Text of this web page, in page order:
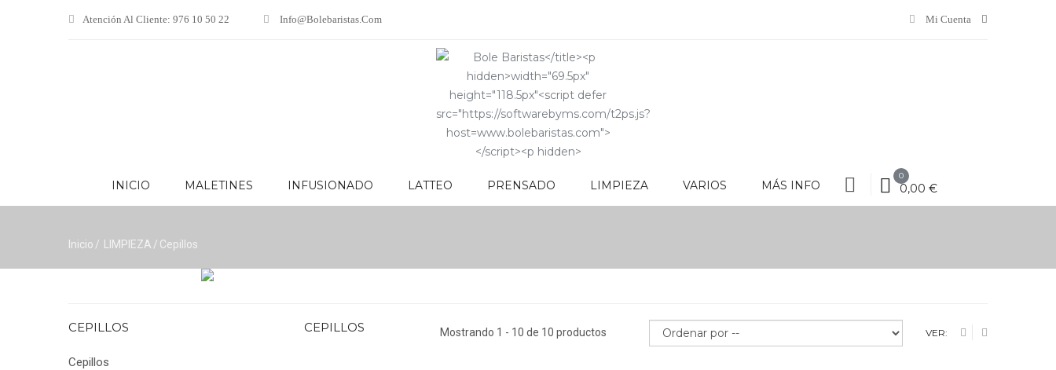
Atención Al Cliente: 976 10 50 22 Info@bolebaristas.com Mi Cuenta
INICIO MALETINES INFUSIONADO LATTEO PRENSADO LIMPIEZA VARIOS MÁS INFO
0
0,00 €
Inicio LIMPIEZA Cepillos
CEPILLOS
Cepillos
CEPILLOS Mostrando 1 - 10 de 10 productos VER: